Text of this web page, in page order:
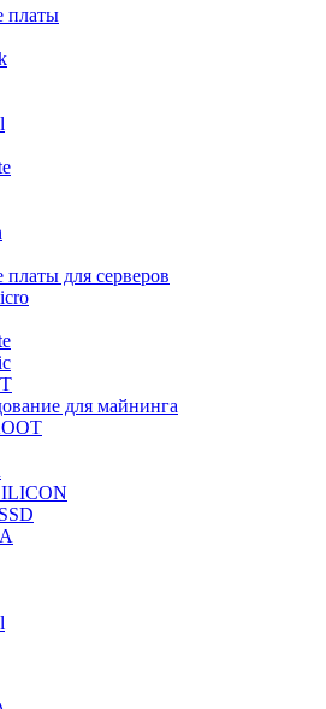
платы
для серверов
для майнинга